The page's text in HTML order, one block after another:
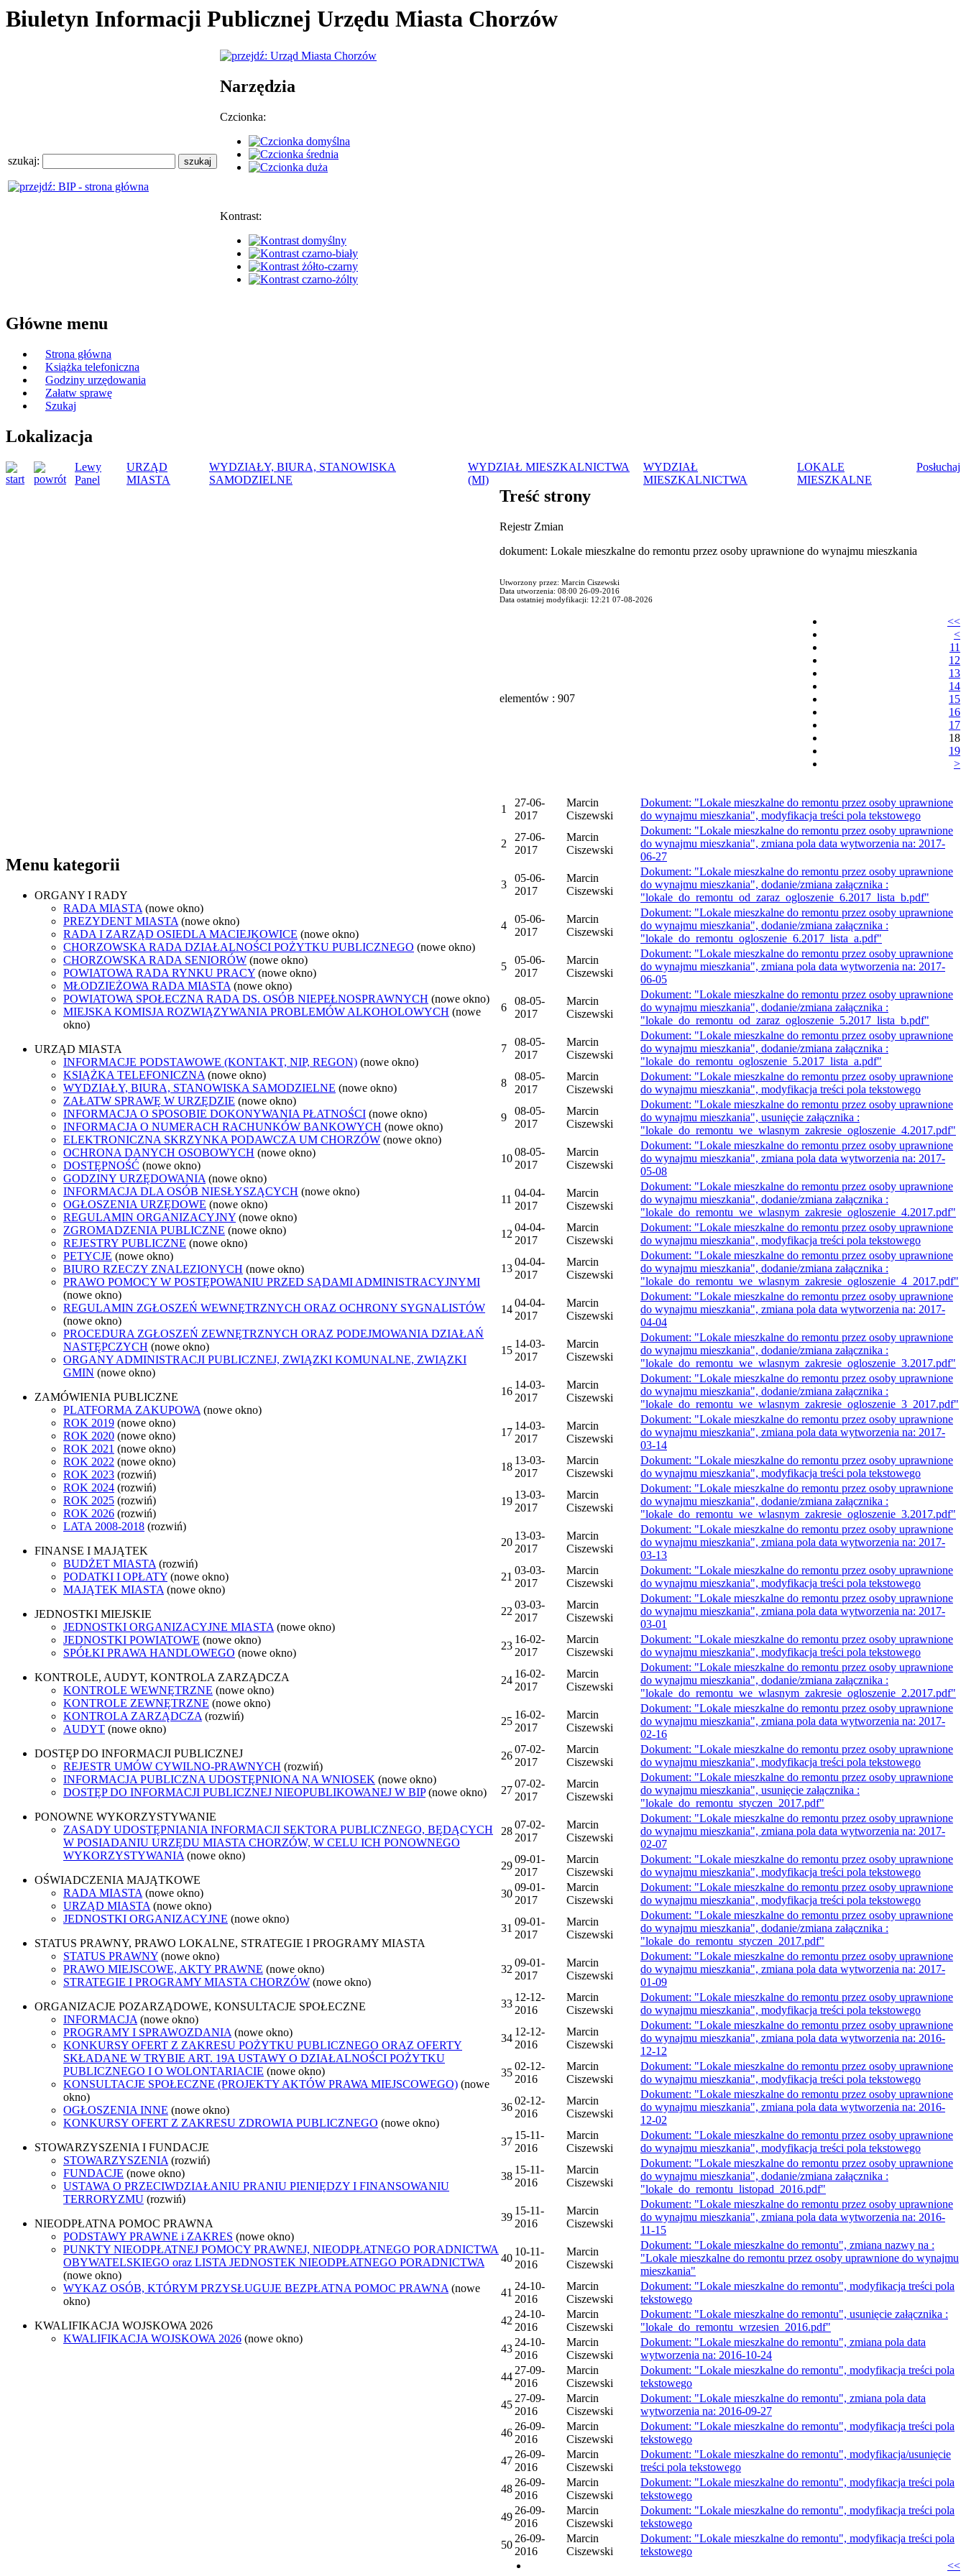
Biuletyn Informacji Publicznej Urzędu Miasta Chorzów
szukaj:
Narzędzia
Czcionka:
Kontrast:
Główne menu
Strona główna
Książka telefoniczna
Godziny urzędowania
Załatw sprawę
Szukaj
Lokalizacja
Posłuchaj
Lewy
Panel
URZĄD
MIASTA
WYDZIAŁY, BIURA, STANOWISKA
SAMODZIELNE
WYDZIAŁ MIESZKALNICTWA
(MI)
WYDZIAŁ
MIESZKALNICTWA
LOKALE
MIESZKALNE
Menu kategorii
ORGANY I RADY
RADA MIASTA (nowe okno)
PREZYDENT MIASTA (nowe okno)
RADA I ZARZĄD OSIEDLA MACIEJKOWICE (nowe okno)
CHORZOWSKA RADA DZIAŁALNOŚCI POŻYTKU PUBLICZNEGO (nowe okno)
CHORZOWSKA RADA SENIORÓW (nowe okno)
POWIATOWA RADA RYNKU PRACY (nowe okno)
MŁODZIEŻOWA RADA MIASTA (nowe okno)
POWIATOWA SPOŁECZNA RADA DS. OSÓB NIEPEŁNOSPRAWNYCH (nowe okno)
MIEJSKA KOMISJA ROZWIĄZYWANIA PROBLEMÓW ALKOHOLOWYCH (nowe
okno)
URZĄD MIASTA
INFORMACJE PODSTAWOWE (KONTAKT, NIP, REGON) (nowe okno)
KSIĄŻKA TELEFONICZNA (nowe okno)
WYDZIAŁY, BIURA, STANOWISKA SAMODZIELNE (nowe okno)
ZAŁATW SPRAWĘ W URZĘDZIE (nowe okno)
INFORMACJA O SPOSOBIE DOKONYWANIA PŁATNOŚCI (nowe okno)
INFORMACJA O NUMERACH RACHUNKÓW BANKOWYCH (nowe okno)
ELEKTRONICZNA SKRZYNKA PODAWCZA UM CHORZÓW (nowe okno)
OCHRONA DANYCH OSOBOWYCH (nowe okno)
DOSTĘPNOŚĆ (nowe okno)
GODZINY URZĘDOWANIA (nowe okno)
INFORMACJA DLA OSÓB NIESŁYSZĄCYCH (nowe okno)
OGŁOSZENIA URZĘDOWE (nowe okno)
REGULAMIN ORGANIZACYJNY (nowe okno)
ZGROMADZENIA PUBLICZNE (nowe okno)
REJESTRY PUBLICZNE (nowe okno)
PETYCJE (nowe okno)
BIURO RZECZY ZNALEZIONYCH (nowe okno)
PRAWO POMOCY W POSTĘPOWANIU PRZED SĄDAMI ADMINISTRACYJNYMI
(nowe okno)
REGULAMIN ZGŁOSZEŃ WEWNĘTRZNYCH ORAZ OCHRONY SYGNALISTÓW
(nowe okno)
PROCEDURA ZGŁOSZEŃ ZEWNĘTRZNYCH ORAZ PODEJMOWANIA DZIAŁAŃ
NASTĘPCZYCH (nowe okno)
ORGANY ADMINISTRACJI PUBLICZNEJ, ZWIĄZKI KOMUNALNE, ZWIĄZKI
GMIN (nowe okno)
ZAMÓWIENIA PUBLICZNE
PLATFORMA ZAKUPOWA (nowe okno)
ROK 2019 (nowe okno)
ROK 2020 (nowe okno)
ROK 2021 (nowe okno)
ROK 2022 (nowe okno)
ROK 2023 (rozwiń)
ROK 2024 (rozwiń)
ROK 2025 (rozwiń)
ROK 2026 (rozwiń)
LATA 2008-2018 (rozwiń)
FINANSE I MAJĄTEK
BUDŻET MIASTA (rozwiń)
PODATKI I OPŁATY (nowe okno)
MAJĄTEK MIASTA (nowe okno)
JEDNOSTKI MIEJSKIE
JEDNOSTKI ORGANIZACYJNE MIASTA (nowe okno)
JEDNOSTKI POWIATOWE (nowe okno)
SPÓŁKI PRAWA HANDLOWEGO (nowe okno)
KONTROLE, AUDYT, KONTROLA ZARZĄDCZA
KONTROLE WEWNĘTRZNE (nowe okno)
KONTROLE ZEWNĘTRZNE (nowe okno)
KONTROLA ZARZĄDCZA (rozwiń)
AUDYT (nowe okno)
DOSTĘP DO INFORMACJI PUBLICZNEJ
REJESTR UMÓW CYWILNO-PRAWNYCH (rozwiń)
INFORMACJA PUBLICZNA UDOSTĘPNIONA NA WNIOSEK (nowe okno)
DOSTĘP DO INFORMACJI PUBLICZNEJ NIEOPUBLIKOWANEJ W BIP (nowe okno)
PONOWNE WYKORZYSTYWANIE
ZASADY UDOSTĘPNIANIA INFORMACJI SEKTORA PUBLICZNEGO, BĘDĄCYCH
W POSIADANIU URZĘDU MIASTA CHORZÓW, W CELU ICH PONOWNEGO
WYKORZYSTYWANIA (nowe okno)
OŚWIADCZENIA MAJĄTKOWE
RADA MIASTA (nowe okno)
URZĄD MIASTA (nowe okno)
JEDNOSTKI ORGANIZACYJNE (nowe okno)
STATUS PRAWNY, PRAWO LOKALNE, STRATEGIE I PROGRAMY MIASTA
STATUS PRAWNY (nowe okno)
PRAWO MIEJSCOWE, AKTY PRAWNE (nowe okno)
STRATEGIE I PROGRAMY MIASTA CHORZÓW (nowe okno)
ORGANIZACJE POZARZĄDOWE, KONSULTACJE SPOŁECZNE
INFORMACJA (nowe okno)
PROGRAMY I SPRAWOZDANIA (nowe okno)
KONKURSY OFERT Z ZAKRESU POŻYTKU PUBLICZNEGO ORAZ OFERTY
SKŁADANE W TRYBIE ART. 19A USTAWY O DZIAŁALNOŚCI POŻYTKU
PUBLICZNEGO I O WOLONTARIACIE (nowe okno)
KONSULTACJE SPOŁECZNE (PROJEKTY AKTÓW PRAWA MIEJSCOWEGO) (nowe
okno)
OGŁOSZENIA INNE (nowe okno)
KONKURSY OFERT Z ZAKRESU ZDROWIA PUBLICZNEGO (nowe okno)
STOWARZYSZENIA I FUNDACJE
STOWARZYSZENIA (rozwiń)
FUNDACJE (nowe okno)
USTAWA O PRZECIWDZIAŁANIU PRANIU PIENIĘDZY I FINANSOWANIU
TERRORYZMU (rozwiń)
NIEODPŁATNA POMOC PRAWNA
PODSTAWY PRAWNE i ZAKRES (nowe okno)
PUNKTY NIEODPŁATNEJ POMOCY PRAWNEJ, NIEODPŁATNEGO PORADNICTWA
OBYWATELSKIEGO oraz LISTA JEDNOSTEK NIEODPŁATNEGO PORADNICTWA
(nowe okno)
WYKAZ OSÓB, KTÓRYM PRZYSŁUGUJE BEZPŁATNA POMOC PRAWNA (nowe
okno)
KWALIFIKACJA WOJSKOWA 2026
KWALIFIKACJA WOJSKOWA 2026 (nowe okno)
Treść strony
Rejestr Zmian
dokument: Lokale mieszkalne do remontu przez osoby uprawnione do wynajmu mieszkania
Utworzony przez: Marcin Ciszewski
Data utworzenia: 08:00 26-09-2016
Data ostatniej modyfikacji: 12:21 07-08-2026
elementów : 907
<<
<
11
12
13
14
15
16
17
18
19
>
1
27-06-
2017
Marcin
Ciszewski
Dokument: "Lokale mieszkalne do remontu przez osoby uprawnione
do wynajmu mieszkania", modyfikacja treści pola tekstowego
2
27-06-
2017
Marcin
Ciszewski
Dokument: "Lokale mieszkalne do remontu przez osoby uprawnione
do wynajmu mieszkania", zmiana pola data wytworzenia na: 2017-
06-27
3
05-06-
2017
Marcin
Ciszewski
Dokument: "Lokale mieszkalne do remontu przez osoby uprawnione
do wynajmu mieszkania", dodanie/zmiana załącznika :
"lokale_do_remontu_od_zaraz_ogloszenie_6.2017_lista_b.pdf"
4
05-06-
2017
Marcin
Ciszewski
Dokument: "Lokale mieszkalne do remontu przez osoby uprawnione
do wynajmu mieszkania", dodanie/zmiana załącznika :
"lokale_do_remontu_ogloszenie_6.2017_lista_a.pdf"
5
05-06-
2017
Marcin
Ciszewski
Dokument: "Lokale mieszkalne do remontu przez osoby uprawnione
do wynajmu mieszkania", zmiana pola data wytworzenia na: 2017-
06-05
6
08-05-
2017
Marcin
Ciszewski
Dokument: "Lokale mieszkalne do remontu przez osoby uprawnione
do wynajmu mieszkania", dodanie/zmiana załącznika :
"lokale_do_remontu_od_zaraz_ogloszenie_5.2017_lista_b.pdf"
7
08-05-
2017
Marcin
Ciszewski
Dokument: "Lokale mieszkalne do remontu przez osoby uprawnione
do wynajmu mieszkania", dodanie/zmiana załącznika :
"lokale_do_remontu_ogloszenie_5.2017_lista_a.pdf"
8
08-05-
2017
Marcin
Ciszewski
Dokument: "Lokale mieszkalne do remontu przez osoby uprawnione
do wynajmu mieszkania", modyfikacja treści pola tekstowego
9
08-05-
2017
Marcin
Ciszewski
Dokument: "Lokale mieszkalne do remontu przez osoby uprawnione
do wynajmu mieszkania", usunięcie załącznika :
"lokale_do_remontu_we_wlasnym_zakresie_ogloszenie_4.2017.pdf"
10
08-05-
2017
Marcin
Ciszewski
Dokument: "Lokale mieszkalne do remontu przez osoby uprawnione
do wynajmu mieszkania", zmiana pola data wytworzenia na: 2017-
05-08
11
04-04-
2017
Marcin
Ciszewski
Dokument: "Lokale mieszkalne do remontu przez osoby uprawnione
do wynajmu mieszkania", dodanie/zmiana załącznika :
"lokale_do_remontu_we_wlasnym_zakresie_ogloszenie_4.2017.pdf"
12
04-04-
2017
Marcin
Ciszewski
Dokument: "Lokale mieszkalne do remontu przez osoby uprawnione
do wynajmu mieszkania", modyfikacja treści pola tekstowego
13
04-04-
2017
Marcin
Ciszewski
Dokument: "Lokale mieszkalne do remontu przez osoby uprawnione
do wynajmu mieszkania", dodanie/zmiana załącznika :
"lokale_do_remontu_we_wlasnym_zakresie_ogloszenie_4_2017.pdf"
14
04-04-
2017
Marcin
Ciszewski
Dokument: "Lokale mieszkalne do remontu przez osoby uprawnione
do wynajmu mieszkania", zmiana pola data wytworzenia na: 2017-
04-04
15
14-03-
2017
Marcin
Ciszewski
Dokument: "Lokale mieszkalne do remontu przez osoby uprawnione
do wynajmu mieszkania", dodanie/zmiana załącznika :
"lokale_do_remontu_we_wlasnym_zakresie_ogloszenie_3.2017.pdf"
16
14-03-
2017
Marcin
Ciszewski
Dokument: "Lokale mieszkalne do remontu przez osoby uprawnione
do wynajmu mieszkania", dodanie/zmiana załącznika :
"lokale_do_remontu_we_wlasnym_zakresie_ogloszenie_3_2017.pdf"
17
14-03-
2017
Marcin
Ciszewski
Dokument: "Lokale mieszkalne do remontu przez osoby uprawnione
do wynajmu mieszkania", zmiana pola data wytworzenia na: 2017-
03-14
18
13-03-
2017
Marcin
Ciszewski
Dokument: "Lokale mieszkalne do remontu przez osoby uprawnione
do wynajmu mieszkania", modyfikacja treści pola tekstowego
19
13-03-
2017
Marcin
Ciszewski
Dokument: "Lokale mieszkalne do remontu przez osoby uprawnione
do wynajmu mieszkania", dodanie/zmiana załącznika :
"lokale_do_remontu_we_wlasnym_zakresie_ogloszenie_3.2017.pdf"
20
13-03-
2017
Marcin
Ciszewski
Dokument: "Lokale mieszkalne do remontu przez osoby uprawnione
do wynajmu mieszkania", zmiana pola data wytworzenia na: 2017-
03-13
21
03-03-
2017
Marcin
Ciszewski
Dokument: "Lokale mieszkalne do remontu przez osoby uprawnione
do wynajmu mieszkania", modyfikacja treści pola tekstowego
22
03-03-
2017
Marcin
Ciszewski
Dokument: "Lokale mieszkalne do remontu przez osoby uprawnione
do wynajmu mieszkania", zmiana pola data wytworzenia na: 2017-
03-01
23
16-02-
2017
Marcin
Ciszewski
Dokument: "Lokale mieszkalne do remontu przez osoby uprawnione
do wynajmu mieszkania", modyfikacja treści pola tekstowego
24
16-02-
2017
Marcin
Ciszewski
Dokument: "Lokale mieszkalne do remontu przez osoby uprawnione
do wynajmu mieszkania", dodanie/zmiana załącznika :
"lokale_do_remontu_we_wlasnym_zakresie_ogloszenie_2.2017.pdf"
25
16-02-
2017
Marcin
Ciszewski
Dokument: "Lokale mieszkalne do remontu przez osoby uprawnione
do wynajmu mieszkania", zmiana pola data wytworzenia na: 2017-
02-16
26
07-02-
2017
Marcin
Ciszewski
Dokument: "Lokale mieszkalne do remontu przez osoby uprawnione
do wynajmu mieszkania", modyfikacja treści pola tekstowego
27
07-02-
2017
Marcin
Ciszewski
Dokument: "Lokale mieszkalne do remontu przez osoby uprawnione
do wynajmu mieszkania", usunięcie załącznika :
"lokale_do_remontu_styczen_2017.pdf"
28
07-02-
2017
Marcin
Ciszewski
Dokument: "Lokale mieszkalne do remontu przez osoby uprawnione
do wynajmu mieszkania", zmiana pola data wytworzenia na: 2017-
02-07
29
09-01-
2017
Marcin
Ciszewski
Dokument: "Lokale mieszkalne do remontu przez osoby uprawnione
do wynajmu mieszkania", modyfikacja treści pola tekstowego
30
09-01-
2017
Marcin
Ciszewski
Dokument: "Lokale mieszkalne do remontu przez osoby uprawnione
do wynajmu mieszkania", modyfikacja treści pola tekstowego
31
09-01-
2017
Marcin
Ciszewski
Dokument: "Lokale mieszkalne do remontu przez osoby uprawnione
do wynajmu mieszkania", dodanie/zmiana załącznika :
"lokale_do_remontu_styczen_2017.pdf"
32
09-01-
2017
Marcin
Ciszewski
Dokument: "Lokale mieszkalne do remontu przez osoby uprawnione
do wynajmu mieszkania", zmiana pola data wytworzenia na: 2017-
01-09
33
12-12-
2016
Marcin
Ciszewski
Dokument: "Lokale mieszkalne do remontu przez osoby uprawnione
do wynajmu mieszkania", modyfikacja treści pola tekstowego
34
12-12-
2016
Marcin
Ciszewski
Dokument: "Lokale mieszkalne do remontu przez osoby uprawnione
do wynajmu mieszkania", zmiana pola data wytworzenia na: 2016-
12-12
35
02-12-
2016
Marcin
Ciszewski
Dokument: "Lokale mieszkalne do remontu przez osoby uprawnione
do wynajmu mieszkania", modyfikacja treści pola tekstowego
36
02-12-
2016
Marcin
Ciszewski
Dokument: "Lokale mieszkalne do remontu przez osoby uprawnione
do wynajmu mieszkania", zmiana pola data wytworzenia na: 2016-
12-02
37
15-11-
2016
Marcin
Ciszewski
Dokument: "Lokale mieszkalne do remontu przez osoby uprawnione
do wynajmu mieszkania", modyfikacja treści pola tekstowego
38
15-11-
2016
Marcin
Ciszewski
Dokument: "Lokale mieszkalne do remontu przez osoby uprawnione
do wynajmu mieszkania", dodanie/zmiana załącznika :
"lokale_do_remontu_listopad_2016.pdf"
39
15-11-
2016
Marcin
Ciszewski
Dokument: "Lokale mieszkalne do remontu przez osoby uprawnione
do wynajmu mieszkania", zmiana pola data wytworzenia na: 2016-
11-15
40
10-11-
2016
Marcin
Ciszewski
Dokument: "Lokale mieszkalne do remontu", zmiana nazwy na :
"Lokale mieszkalne do remontu przez osoby uprawnione do wynajmu
mieszkania"
41
24-10-
2016
Marcin
Ciszewski
Dokument: "Lokale mieszkalne do remontu", modyfikacja treści pola
tekstowego
42
24-10-
2016
Marcin
Ciszewski
Dokument: "Lokale mieszkalne do remontu", usunięcie załącznika :
"lokale_do_remontu_wrzesien_2016.pdf"
43
24-10-
2016
Marcin
Ciszewski
Dokument: "Lokale mieszkalne do remontu", zmiana pola data
wytworzenia na: 2016-10-24
44
27-09-
2016
Marcin
Ciszewski
Dokument: "Lokale mieszkalne do remontu", modyfikacja treści pola
tekstowego
45
27-09-
2016
Marcin
Ciszewski
Dokument: "Lokale mieszkalne do remontu", zmiana pola data
wytworzenia na: 2016-09-27
46
26-09-
2016
Marcin
Ciszewski
Dokument: "Lokale mieszkalne do remontu", modyfikacja treści pola
tekstowego
47
26-09-
2016
Marcin
Ciszewski
Dokument: "Lokale mieszkalne do remontu", modyfikacja/usunięcie
treści pola tekstowego
48
26-09-
2016
Marcin
Ciszewski
Dokument: "Lokale mieszkalne do remontu", modyfikacja treści pola
tekstowego
49
26-09-
2016
Marcin
Ciszewski
Dokument: "Lokale mieszkalne do remontu", modyfikacja treści pola
tekstowego
50
26-09-
2016
Marcin
Ciszewski
Dokument: "Lokale mieszkalne do remontu", modyfikacja treści pola
tekstowego
<<